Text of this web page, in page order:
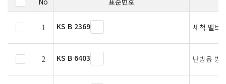
1 KS B 2369 세척 밸브
2 KS B 6403 난방용 방